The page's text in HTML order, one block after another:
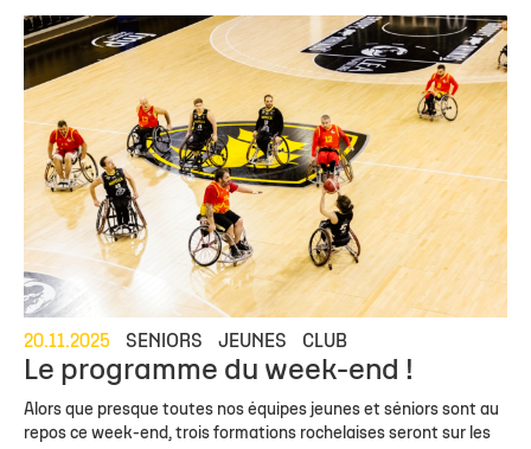
20.11.2025 SENIORS JEUNES CLUB
Le programme du week-end !
Alors que presque toutes nos équipes jeunes et séniors sont au
repos ce week-end, trois formations rochelaises seront sur les